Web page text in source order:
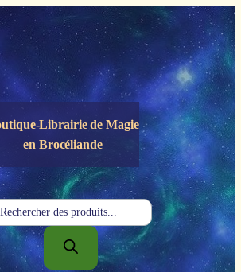
cookies
Librairie deMagie
en Brocéliande